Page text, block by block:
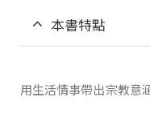
本書特點
用生活情事帶出宗教意